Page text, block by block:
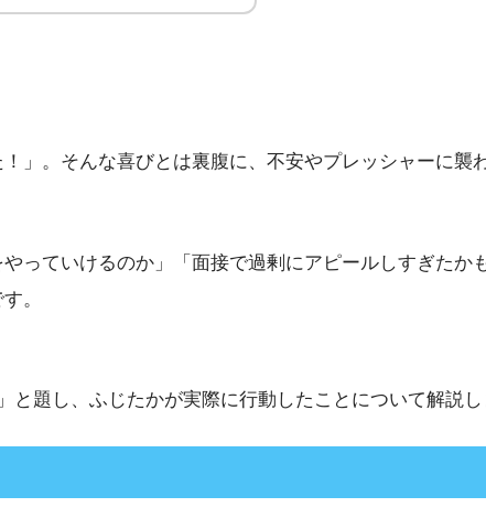
」。そんな喜びとは裏腹に、不安やプレッシャーに襲
っていけるのか」「面接で過剰にアピールしすぎた
。
題し、ふじたかが実際に行動したことについて解説し